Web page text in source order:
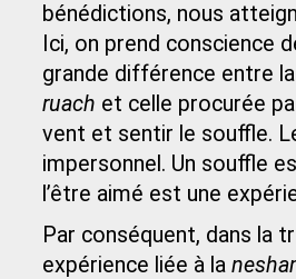
bénédictions, nous
Ici, on prend conscience
grande différence entre
ruach et celle procurée
vent et sentir le souffle.
impersonnel. Un souffle
l’être aimé est une
Par conséquent, dans la
expérience liée à la